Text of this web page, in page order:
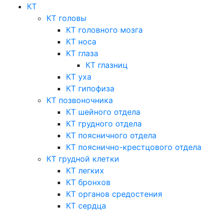
КТ
КТ головы
КТ головного мозга
КТ носа
КТ глаза
КТ глазниц
КТ уха
КТ гипофиза
КТ позвоночника
КТ шейного отдела
КТ грудного отдела
КТ поясничного отдела
КТ пояснично-крестцового отдела
КТ грудной клетки
КТ легких
КТ бронхов
КТ органов средостения
КТ сердца